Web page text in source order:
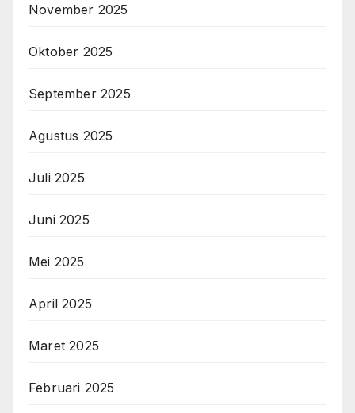
November 2025
Oktober 2025
September 2025
Agustus 2025
Juli 2025
Juni 2025
Mei 2025
April 2025
Maret 2025
Februari 2025